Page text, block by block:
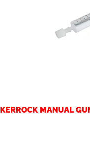
KERROCK MANUAL